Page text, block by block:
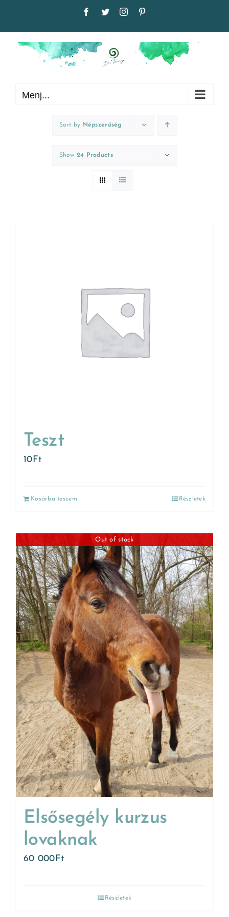
Facebook
TwitterInstagram
Menj...
Sort by Népszerűség
Show 24 Products
Teszt
10Ft
Kosárba teszem Részletek
Out of stock
Elsősegély kurzus
lovaknak
60 000 Ft
Részletek